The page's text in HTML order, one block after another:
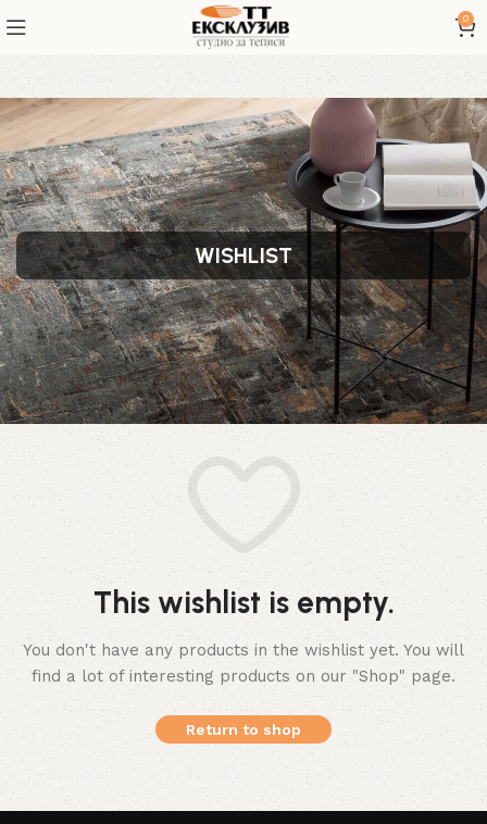
0
WISHLIST
This wishlist is empty.
You don't have any products in the wishlist yet. You will
find a lot of interesting products on our "Shop" page.
Return to shop